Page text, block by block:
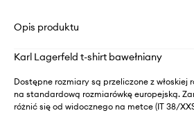
Opis produktu
Karl Lagerfeld t-shirt bawełniany
Dostępne rozmiary są przeliczone z włoskiej
na standardową rozmiarówkę europejską.
różnić się od widocznego na metce (IT 38/